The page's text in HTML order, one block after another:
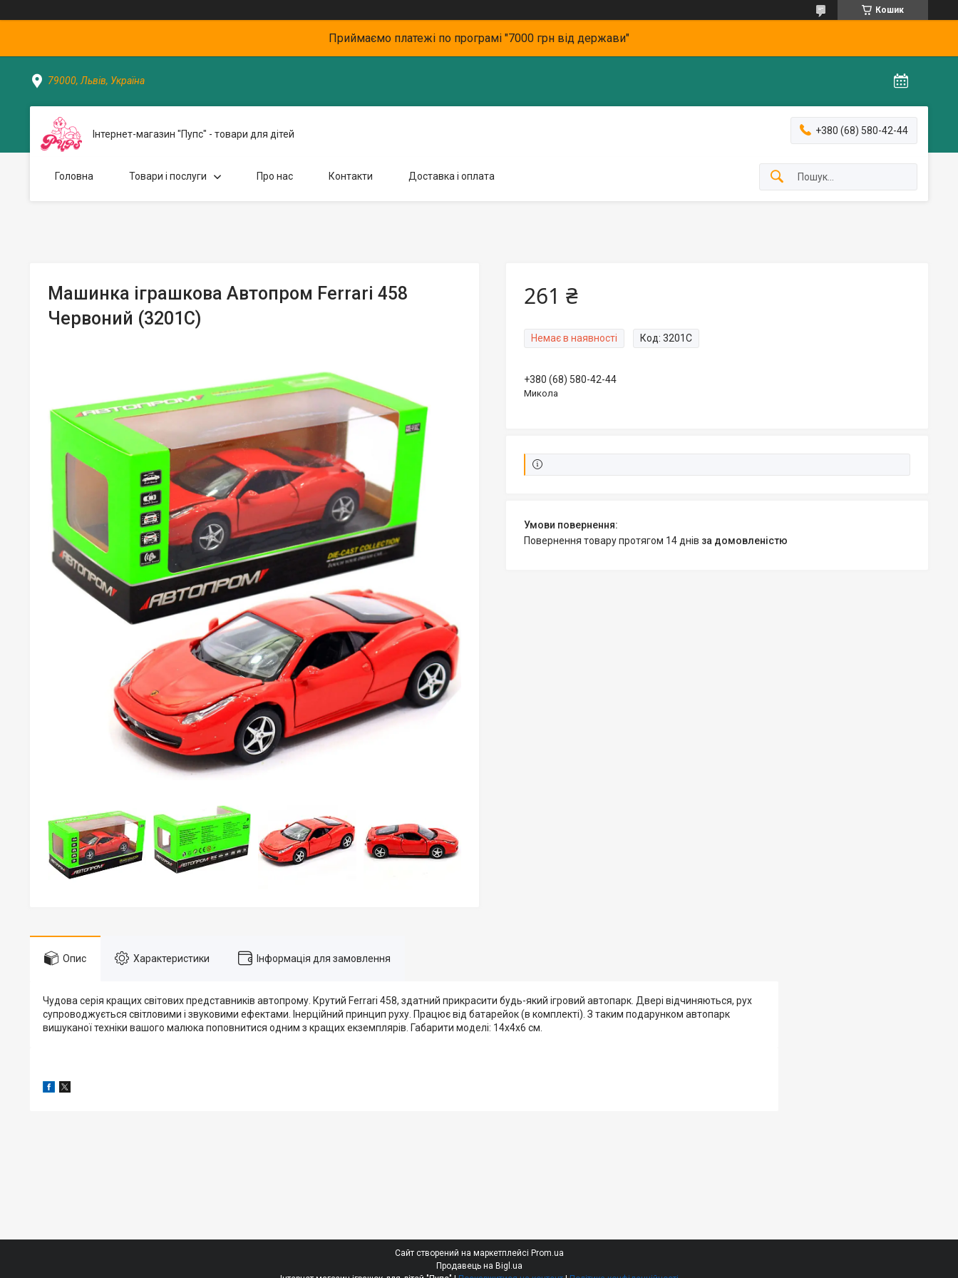
Кошик
Приймаємо платежі по програмі "7000 грн від держави"
79000, Львів, Україна
Інтернет-магазин "Пупс" - товари для дітей +380 (68) 580-42-44
Головна Товари і послуги Про нас Контакти Доставка і оплата
Машинка іграшкова Автопром Ferrari 458
Червоний (3201C)
261 ₴
Немає в наявності Код: 3201С
+380 (68) 580-42-44
Микола
повернення товару протягом 14 днів за домовленістю
Опис Характеристики Інформація для замовлення
Чудова серія кращих світових представників автопрому. Крутий Ferrari 458, здатний прикрасити будь-який ігровий автопарк. Двері відчиняються, рух
супроводжується світловими і звуковими ефектами. Інерційний принцип руху. Працює від батарейок (в комплекті). З таким подарунком автопарк
вишуканої техніки вашого малюка поповнитися одним з кращих екземплярів. Габарити моделі: 14х4х6 см.
Сайт створений на маркетплейсі Prom.ua
Продавець на Bigl.ua